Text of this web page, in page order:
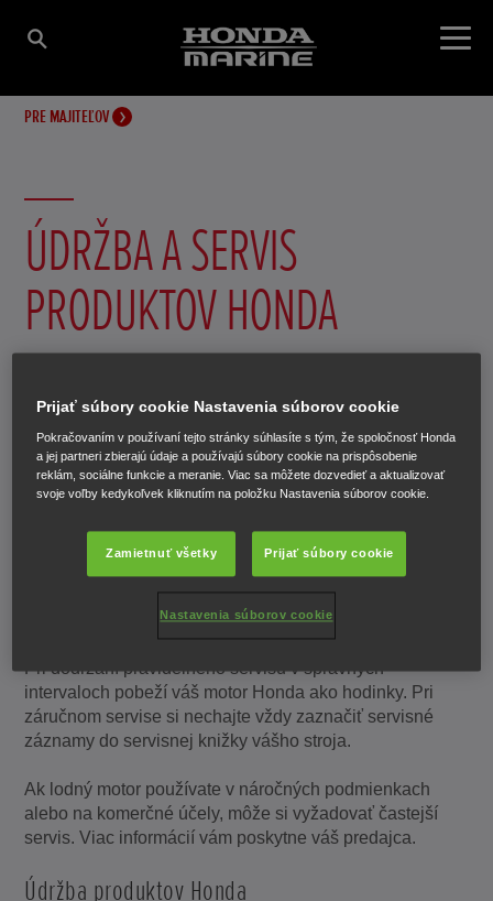
PRE MAJITEĽOV
ÚDRŽBA A SERVIS
PRODUKTOV HONDA
pri prvej plavbe vôbec nie je zložité – stačí len dodržiavať
niekoľko zásad.
Servis produktov Honda
Pri dodržaní pravidelného servisu v správnych
intervaloch pobeží váš motor Honda ako hodinky. Pri
záručnom servise si nechajte vždy zaznačiť servisné
záznamy do servisnej knižky vášho stroja.
Ak lodný motor používate v náročných podmienkach
alebo na komerčné účely, môže si vyžadovať častejší
servis. Viac informácií vám poskytne váš predajca.
Údržba produktov Honda
Prijať súbory cookie Nastavenia súborov cookie
Pokračovaním v používaní tejto stránky súhlasíte s tým, že spoločnosť Honda
a jej partneri zbierajú údaje a používajú súbory cookie na prispôsobenie
reklám, sociálne funkcie a meranie. Viac sa môžete dozvedieť a aktualizovať
svoje voľby kedykoľvek kliknutím na položku Nastavenia súborov cookie.
Zamietnuť všetky Prijať súbory cookie
Nastavenia súborov cookie